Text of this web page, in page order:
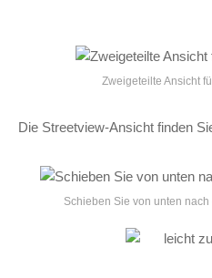
Zweigeteilte Ansicht
Die Streetview-Ansicht finden
Schieben Sie von unten nach